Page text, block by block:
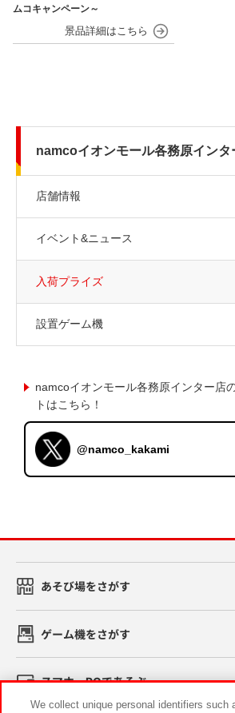
ムコキャンペーン～
namcoイオンモール各務原インタ
店舗情報
イベント&ニュース
入荷プライズ
設置ゲーム機
namcoイオンモール各務原インター店
トはこちら！
@namco_kakami
あそび場をさがす
ゲーム機をさがす
スマホ・PCであそぶ
We collect unique personal identifiers such